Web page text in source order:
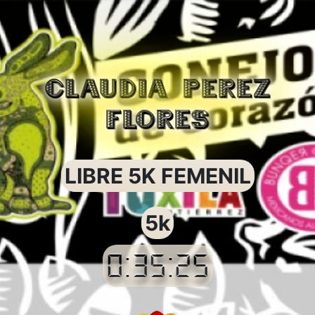
CLAUDIA PEREZ
FLORES
LIBRE 5K FEMENIL
5k
0:35:25